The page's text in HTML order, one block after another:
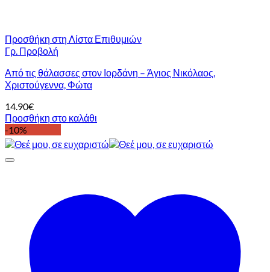
Προσθήκη στη Λίστα Επιθυμιών
Γρ. Προβολή
Από τις θάλασσες στον Ιορδάνη – Άγιος Νικόλαος,
Χριστούγεννα, Φώτα
14.90€
Προσθήκη στο καλάθι
-10%